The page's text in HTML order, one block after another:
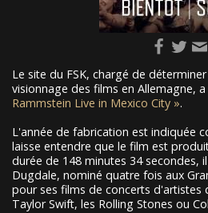
Le site du FSK, chargé de
visionnage des films en Allemagne,
Rammstein Live in Mexico City ».
L'année de fabrication est indiquée
laisse entendre que le film est
durée de 148 minutes 34 secondes,
Dugdale, nominé quatre fois aux
pour ses films de concerts d'artistes
Taylor Swift, les Rolling Stones ou